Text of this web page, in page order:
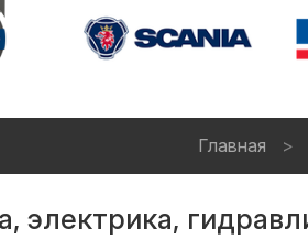
Главная
электрика,